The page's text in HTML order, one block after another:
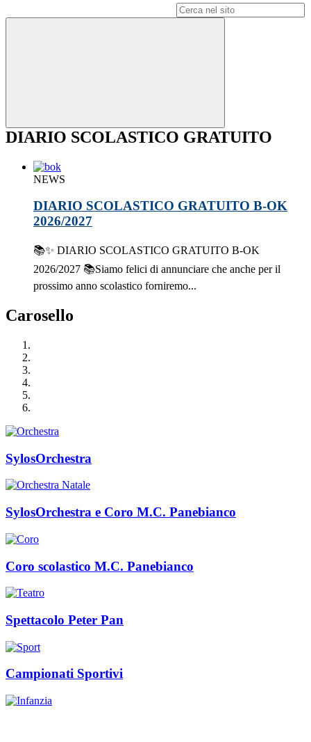
DIARIO SCOLASTICO GRATUITO
NEWS
DIARIO SCOLASTICO GRATUITO B-OK
2026/2027
📚✨ DIARIO SCOLASTICO GRATUITO B-OK
2026/2027 📚Siamo felici di annunciare che anche per il
prossimo anno scolastico forniremo...
Carosello
SylosOrchestra
SylosOrchestra e Coro M.C. Panebianco
Coro scolastico M.C. Panebianco
Spettacolo Peter Pan
Campionati Sportivi